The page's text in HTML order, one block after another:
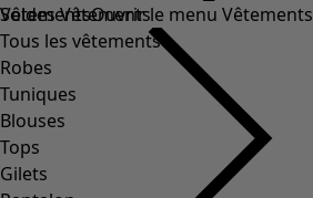
Soldes Vêtements
Tous les vêtements
Robes
Tuniques
Blouses
Tops
Gilets
VêtementsOuvrir le menu Vêtements